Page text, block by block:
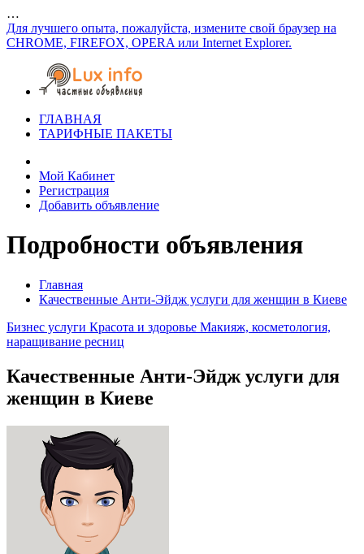
…
Для лучшего опыта, пожалуйста, измените свой браузер на
CHROME, FIREFOX, OPERA или Internet Explorer.
ГЛАВНАЯ
ТАРИФНЫЕ ПАКЕТЫ
Мой Кабинет
Регистрация
Добавить объявление
Подробности объявления
Главная
Качественные Анти-Эйдж услуги для женщин в Киеве
Бизнес услуги Красота и здоровье Макияж, косметология,
наращивание ресниц
Качественные Анти-Эйдж услуги для
женщин в Киеве